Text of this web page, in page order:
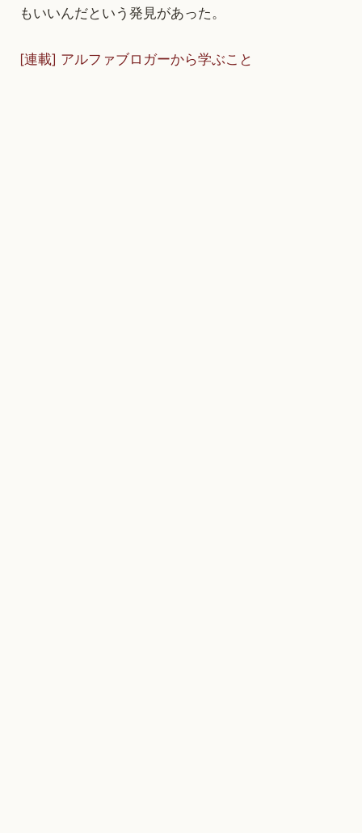
もいいんだという発見があった。
[連載] アルファブロガーから学ぶこと